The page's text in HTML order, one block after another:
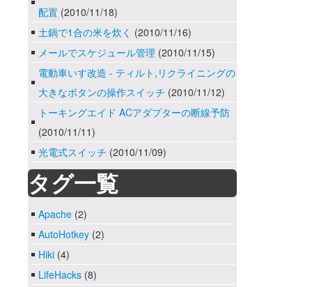
配置 (2010/11/18)
土鍋で1合の米を炊く (2010/11/16)
メールでスケジュール管理 (2010/11/15)
電動車いす改造 - ティルト,リクライニングの
大きなボタンの操作スイッチ (2010/11/12)
トーキングエイド ACアダプターの断線予防
(2010/11/11)
光電式スイッチ (2010/11/09)
タグ一覧
Apache (2)
AutoHotkey (2)
Hiki (4)
LifeHacks (8)